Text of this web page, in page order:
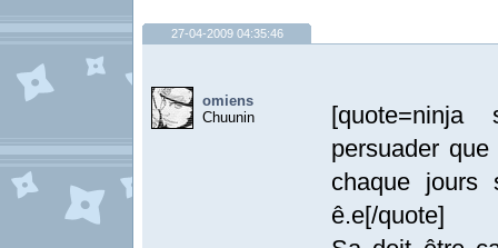
27-04-2009 04:35:46
omiens
Chuunin
persuader
chaque
ê.e[/quote]